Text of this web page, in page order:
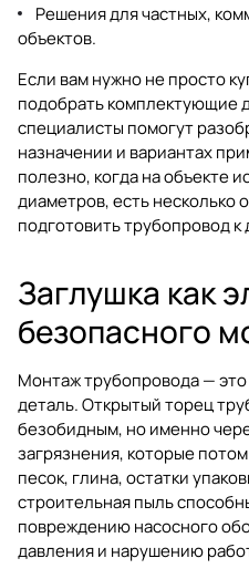
Решения для частных,
объектов.
Если вам нужно не просто
подобрать комплектующие
специалисты помогут
назначении и вариантах
полезно, когда на объекте
диаметров, есть несколько
подготовить трубопровод
Заглушка как
безопасного
Монтаж трубопровода —
деталь. Открытый торец
безобидным, но именно
загрязнения, которые
песок, глина, остатки
строительная пыль
повреждению насосного
давления и нарушению